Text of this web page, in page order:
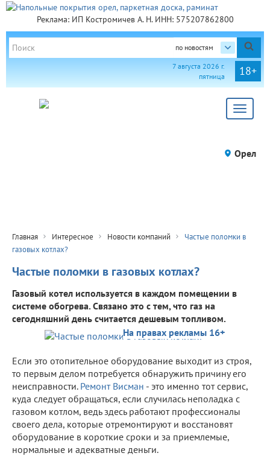
Реклама: ИП Костромичев А. Н. ИНН: 575207862800
по новостям
18+
7 августа 2026 г.
пятница
Toggle
Орел
Главная Интересное Новости компаний
Частые поломки в
газовых котлах?
Частые поломки в газовых котлах?
Газовый котел используется в каждом помещении в
системе обогрева. Связано это с тем, что газ на
сегодняшний день считается дешевым топливом.
На правах рекламы 16+
Если это отопительное оборудование выходит из строя,
то первым делом потребуется обнаружить причину его
неисправности. Ремонт Висман - это именно тот сервис,
куда следует обращаться, если случилась неполадка с
газовом котлом, ведь здесь работают профессионалы
своего дела, которые отремонтируют и восстановят
оборудование в короткие сроки и за приемлемые,
нормальные и адекватные деньги.